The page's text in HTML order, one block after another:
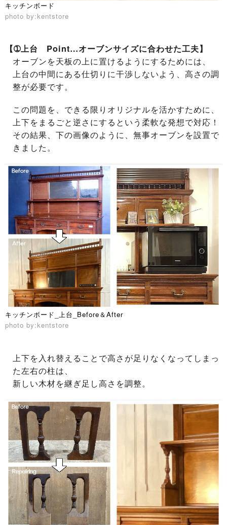
キッチンボード
photo by:kentstore
【➀上台 Point…オーブンサイズに合わせた工夫】
オーブンを天板の上に置けるようにするためには、
上台の中間にある仕切りに干渉しないよう、高さの調
整が必要です。
この問題を、できる限りオリジナルを活かすために、
上下をまるごと逆さにする という柔軟な発想で対応！
その結果、下の画像のように、無事オーブンを設置で
きました。
キッチンボード_上台_Before＆After
photo by:kentstore
上下を入れ替えることで高さが足りなくなってしまっ
た左右の柱は、
新しい木材を継ぎ足し高さを調整。